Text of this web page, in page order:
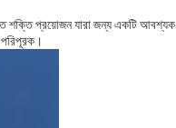
শক্তি প্রয়োজন যারা জন্য একটি আবশ্যক
পরিপূরক।